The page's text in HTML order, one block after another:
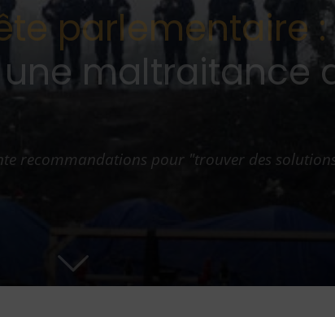
parlementaire :
maltraitance
recommandations pour "trouver des